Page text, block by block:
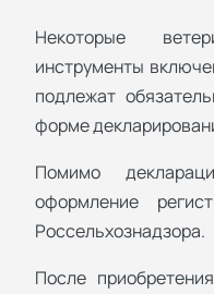
Некоторые
инструменты
подлежат
форме
Помимо
оформление
Россельхознадзора.
После